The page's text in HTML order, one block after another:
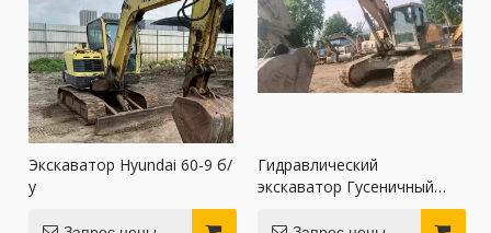
Экскаватор Hyundai 60-9 б/
у
Гидравлический
экскаватор Гусеничный
используемый Хюндай